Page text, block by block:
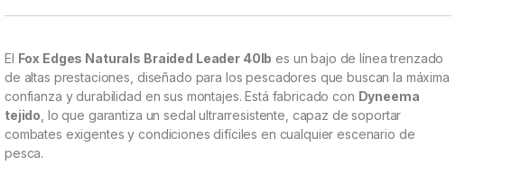
El Fox Edges Naturals Braided Leader 40lb es un bajo de línea trenzado
de altas prestaciones, diseñado para los pescadores que buscan la máxima
confianza y durabilidad en sus montajes. Está fabricado con Dyneema
tejido , lo que garantiza un sedal ultrarresistente, capaz de soportar
combates exigentes y condiciones difíciles en cualquier escenario de
pesca.